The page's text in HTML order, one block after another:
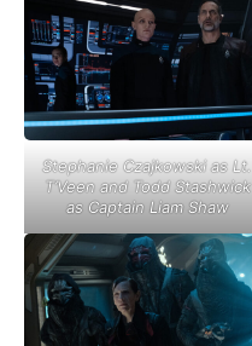
Stephanie Czajkowski as Lt.
T’Veen and Todd Stashwick
as Captain Liam Shaw